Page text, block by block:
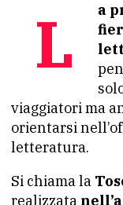
La prima mappatura di tutte le
viaggiatori ma
orientarsi
letteratura.
Si chiama la
realizzata